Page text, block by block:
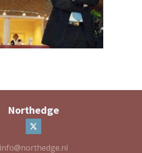
Northedge
info@northedge.nl